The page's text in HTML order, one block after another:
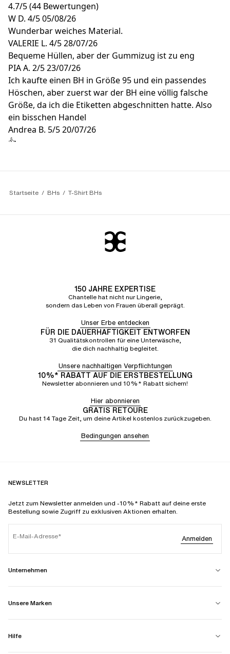
4.7/5(44 Bewertungen)
W D. 4/505/08/26
Wunderbar weiches Material.
VALERIE L. 4/528/07/26
Bequeme Hüllen, aber der Gummizug ist zu eng
PIA A. 2/523/07/26
Ich kaufte einen BH in Größe 95 und ein passendes
Höschen, aber zuerst war der BH eine völlig falsche
Größe, da ich die Etiketten abgeschnitten hatte. Also
ein bisschen Handel
Andrea B. 5/520/07/26
👍
Startseite BHs T-Shirt BHs
150 JAHRE EXPERTISE
Chantelle hat nicht nur Lingerie,
sondern das Leben von Frauen überall geprägt.
Unser Erbe entdecken
FÜR DIE DAUERHAFTIGKEIT ENTWORFEN
31 Qualitätskontrollen für eine Unterwäsche,
die dich nachhaltig begleitet.
Unsere nachhaltigen Verpflichtungen
10%* RABATT AUF DIE ERSTBESTELLUNG
Newsletter abonnieren und 10%* Rabatt sichern!
Hier abonnieren
GRATIS RETOURE
Du hast 14 Tage Zeit, um deine Artikel kostenlos zurückzugeben.
Bedingungen ansehen
NEWSLETTER
Jetzt zum Newsletter anmelden und -10%* Rabatt auf deine erste
Bestellung sowie Zugriff zu exklusiven Aktionen erhalten.
E-Mail-Adresse Anmelden
Unternehmen
Unsere Marken
Hilfe